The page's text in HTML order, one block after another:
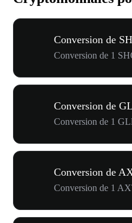
Conversion de
Conversion de 1
Conversion de
Conversion de 1
Conversion de
Conversion de 1